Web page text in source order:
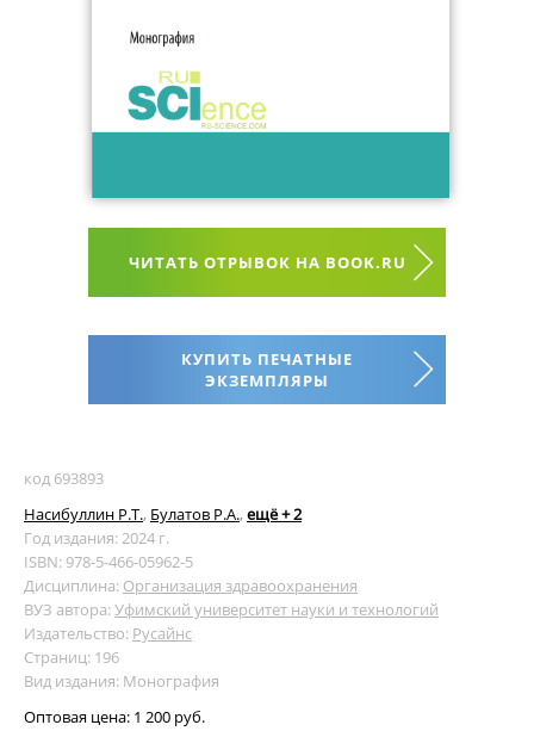
ЧИТАТЬ ОТРЫВОК НА BOOK.RU
КУПИТЬ ПЕЧАТНЫЕ
ЭКЗЕМПЛЯРЫ
код 693893
Насибуллин Р.Т., Булатов Р.А., ещё + 2
Год издания: 2024 г.
ISBN: 978-5-466-05962-5
Дисциплина: Организация здравоохранения
ВУЗ автора:Уфимский университет науки и технологий
Издательство: Русайнс
Страниц: 196
Вид издания: Монография
Оптовая цена: 1 200 руб.